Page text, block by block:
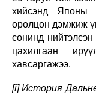
хийсэнд Японы
оролцон дэмжиж
сонинд
цахилгаан
хавсаргажээ.
[i] История